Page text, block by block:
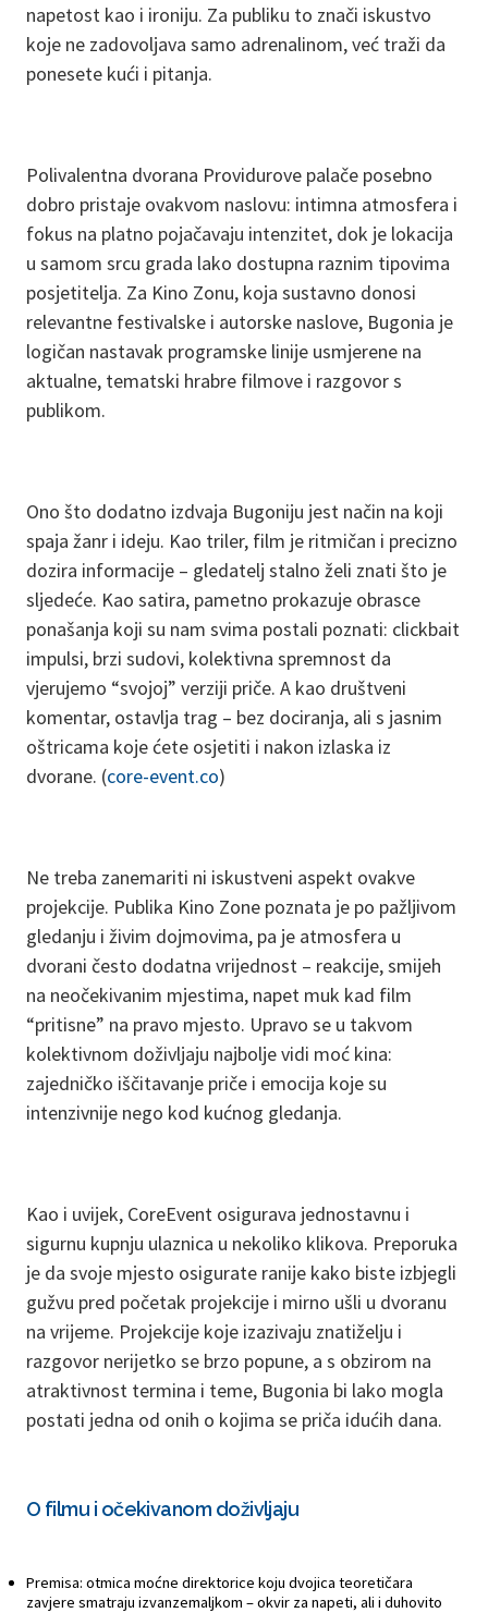
napetost kao i ironiju. Za publiku to znači iskustvo
koje ne zadovoljava samo adrenalinom, već traži da
ponesete kući i pitanja.
Polivalentna dvorana Providurove palače posebno
dobro pristaje ovakvom naslovu: intimna atmosfera i
fokus na platno pojačavaju intenzitet, dok je lokacija
u samom srcu grada lako dostupna raznim tipovima
posjetitelja. Za Kino Zonu, koja sustavno donosi
relevantne festivalske i autorske naslove, Bugonia je
logičan nastavak programske linije usmjerene na
aktualne, tematski hrabre filmove i razgovor s
publikom.
Ono što dodatno izdvaja Bugoniju jest način na koji
spaja žanr i ideju. Kao triler, film je ritmičan i precizno
dozira informacije – gledatelj stalno želi znati što je
sljedeće. Kao satira, pametno prokazuje obrasce
ponašanja koji su nam svima postali poznati: clickbait
impulsi, brzi sudovi, kolektivna spremnost da
vjerujemo “svojoj” verziji priče. A kao društveni
komentar, ostavlja trag – bez dociranja, ali s jasnim
oštricama koje ćete osjetiti i nakon izlaska iz
dvorane. (core-event.co)
Ne treba zanemariti ni iskustveni aspekt ovakve
projekcije. Publika Kino Zone poznata je po pažljivom
gledanju i živim dojmovima, pa je atmosfera u
dvorani često dodatna vrijednost – reakcije, smijeh
na neočekivanim mjestima, napet muk kad film
“pritisne” na pravo mjesto. Upravo se u takvom
kolektivnom doživljaju najbolje vidi moć kina:
zajedničko iščitavanje priče i emocija koje su
intenzivnije nego kod kućnog gledanja.
Kao i uvijek, CoreEvent osigurava jednostavnu i
sigurnu kupnju ulaznica u nekoliko klikova. Preporuka
je da svoje mjesto osigurate ranije kako biste izbjegli
gužvu pred početak projekcije i mirno ušli u dvoranu
na vrijeme. Projekcije koje izazivaju znatiželju i
razgovor nerijetko se brzo popune, a s obzirom na
atraktivnost termina i teme, Bugonia bi lako mogla
postati jedna od onih o kojima se priča idućih dana.
O filmu i očekivanom doživljaju
Premisa: otmica moćne direktorice koju dvojica teoretičara
zavjere smatraju izvanzemaljkom – okvir za napeti, ali i duhovito